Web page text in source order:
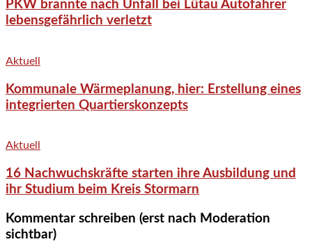
PKW brannte nach Unfall bei Lütau Autofahrer
lebensgefährlich verletzt
Aktuell
Kommunale Wärmeplanung, hier: Erstellung eines
integrierten Quartierskonzepts
Aktuell
16 Nachwuchskräfte starten ihre Ausbildung und
ihr Studium beim Kreis Stormarn
Kommentar schreiben (erst nach Moderation
sichtbar)